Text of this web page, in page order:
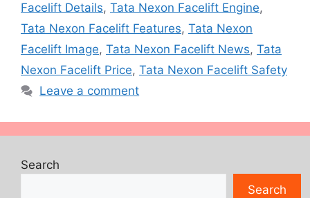
Facelift Details, Tata Nexon Facelift Engine,
Tata Nexon Facelift Features, Tata Nexon
Facelift Image, Tata Nexon Facelift News, Tata
Nexon Facelift Price, Tata Nexon Facelift Safety
Leave a comment
Search
Search